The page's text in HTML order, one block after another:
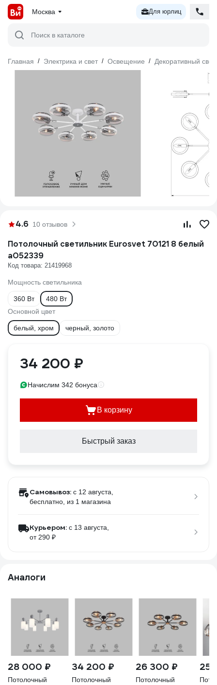
Москва Для юрлиц
Поиск в каталоге
Главная / Электрика и свет / Освещение / Декоративный свет
4.6 10 отзывов
Потолочный светильник Eurosvet 70121 8 белый
a052339
Код товара: 21419968
Мощность светильника
360 Вт
480 Вт
Основной цвет
белый, хром черный, золото
34 200 ₽
Начислим 342 бонуса
В корзину
Быстрый заказ
Самовывоз: c 12 августа,
бесплатно , из 1 магазина
Курьером: c 13 августа,
от 290 ₽
Аналоги
28 000 ₽
Потолочный
34 200 ₽
Потолочный
26 300 ₽
Потолочный
25